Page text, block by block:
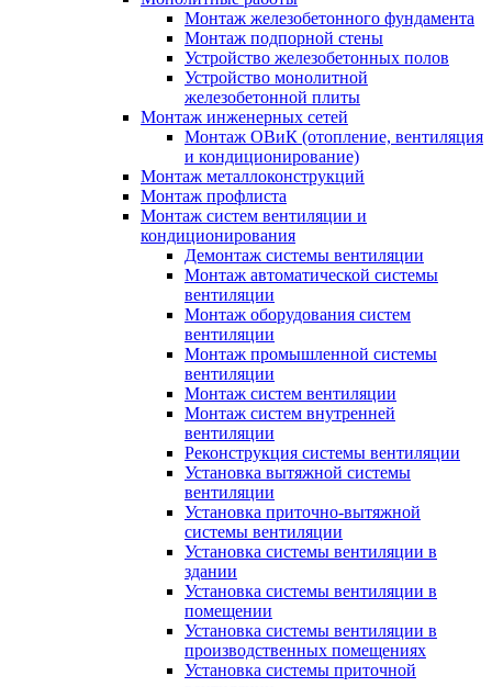
Монтаж железобетонного фундамента
Монтаж подпорной стены
Устройство железобетонных полов
Устройство монолитной
железобетонной плиты
Монтаж инженерных сетей
Монтаж ОВиК (отопление, вентиляция
и кондиционирование)
Монтаж металлоконструкций
Монтаж профлиста
Монтаж систем вентиляции и
кондиционирования
Демонтаж системы вентиляции
Монтаж автоматической системы
вентиляции
Монтаж оборудования систем
вентиляции
Монтаж промышленной системы
вентиляции
Монтаж систем вентиляции
Монтаж систем внутренней
вентиляции
Реконструкция системы вентиляции
Установка вытяжной системы
вентиляции
Установка приточно-вытяжной
системы вентиляции
Установка системы вентиляции в
здании
Установка системы вентиляции в
помещении
Установка системы вентиляции в
производственных помещениях
Установка системы приточной